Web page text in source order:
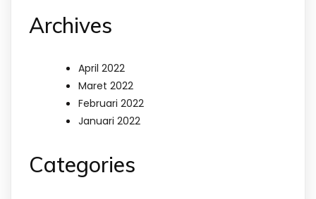
Archives
April 2022
Maret 2022
Februari 2022
Januari 2022
Categories